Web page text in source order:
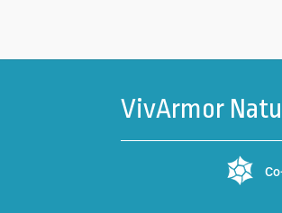
VivArmor